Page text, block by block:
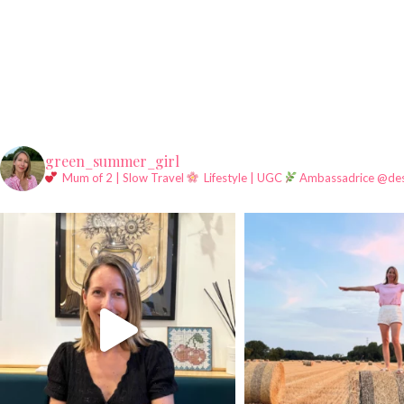
green_summer_girl
Mum of 2 | Slow Travel Lifestyle | UGC Ambassadrice